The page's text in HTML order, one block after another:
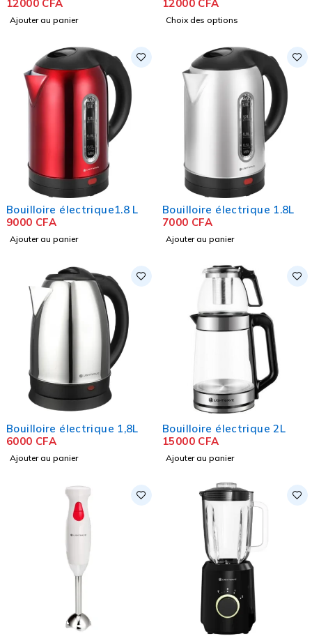
12000 CFA
Ajouter au panier
12000 CFA
Choix des options
Bouilloire électrique1.8 L
9000 CFA
Ajouter au panier
Bouilloire électrique 1.8L
7000 CFA
Ajouter au panier
Bouilloire électrique 1,8L
6000 CFA
Ajouter au panier
Bouilloire électrique 2L
15000 CFA
Ajouter au panier